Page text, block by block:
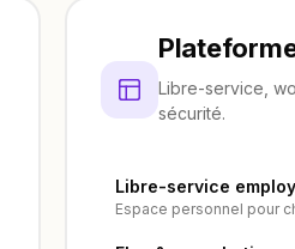
Libre-service,
sécurité.
Libre-service
Espace personnel pour